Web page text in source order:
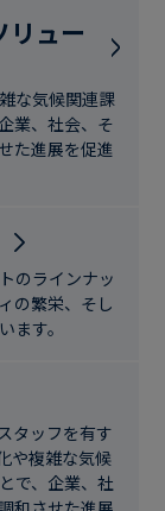
リュー
な気候関連課
業、社会、そ
た進展を促進
のラインナッ
の繁栄、そし
ます。
タッフを有す
や複雑な気候
で、企業、社